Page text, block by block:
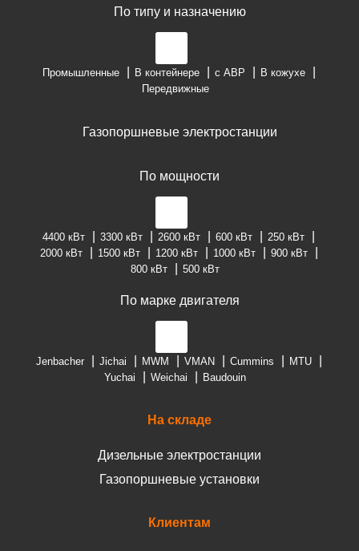
По типу и назначению
Промышленные В контейнере с АВР
В кожухе
Передвижные
Газопоршневые электростанции
По мощности
4400 кВт 3300 кВт 2600 кВт 600 кВт
250 кВт
2000 кВт
1500 кВт 1200 кВт 1000 кВт
900 кВт
800 кВт
500 кВт
По марке двигателя
Jenbacher Jichai MWM VMAN Cummins
MTU
Yuchai
Weichai Baudouin
На складе
Дизельные электростанции
Газопоршневые установки
Клиентам